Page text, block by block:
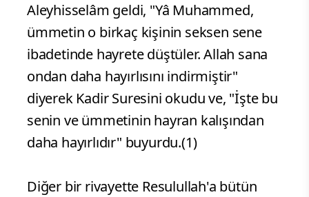
Aleyhisselâm geldi, "Yâ Muhammed,
ümmetin o birkaç kişinin seksen sene
ibadetinde hayrete düştüler. Allah sana
ondan daha hayırlısını indirmiştir"
diyerek Kadir Suresini okudu ve, "İşte bu
senin ve ümmetinin hayran kalışından
daha hayırlıdır" buyurdu.(1)
Diğer bir rivayette Resulullah'a bütün